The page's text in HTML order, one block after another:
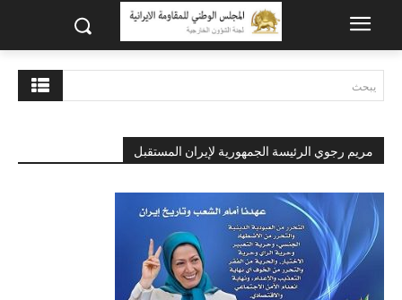
يبحث
مريم رجوي الرئيسة الجمهورية لإيران المستقبل